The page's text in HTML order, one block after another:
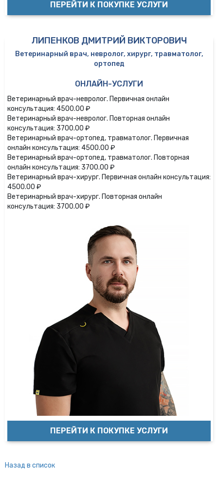
ПЕРЕЙТИ К ПОКУПКЕ УСЛУГИ
ЛИПЕНКОВ ДМИТРИЙ ВИКТОРОВИЧ
Ветеринарный врач, невролог, хирург, травматолог,
ортопед
ОНЛАЙН-УСЛУГИ
Ветеринарный врач-невролог. Первичная онлайн
консультация: 4500.00 ₽
Ветеринарный врач-невролог. Повторная онлайн
консультация: 3700.00 ₽
Ветеринарный врач-ортопед, травматолог. Первичная
онлайн консультация: 4500.00 ₽
Ветеринарный врач-ортопед, травматолог. Повторная
онлайн консультация: 3700.00 ₽
Ветеринарный врач-хирург. Первичная онлайн консультация:
4500.00 ₽
Ветеринарный врач-хирург. Повторная онлайн
консультация: 3700.00 ₽
ПЕРЕЙТИ К ПОКУПКЕ УСЛУГИ
Назад в список